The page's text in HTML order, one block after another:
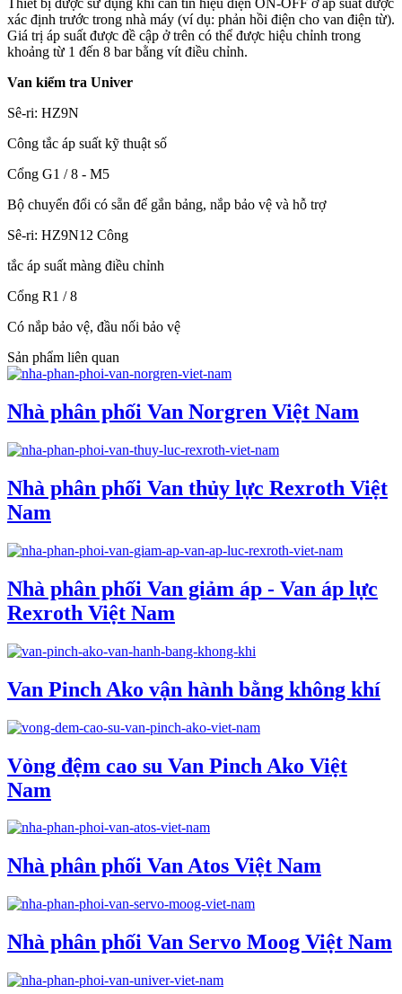
Thiết bị được sử dụng khi cần tín hiệu điện ON-OFF ở áp suất được
xác định trước trong nhà máy (ví dụ: phản hồi điện cho van điện từ).
Giá trị áp suất được đề cập ở trên có thể được hiệu chỉnh trong
khoảng từ 1 đến 8 bar bằng vít điều chỉnh.
Van kiểm tra Univer
Sê-ri: HZ9N
Công tắc áp suất kỹ thuật số
Cổng G1 / 8 - M5
Bộ chuyển đổi có sẵn để gắn bảng, nắp bảo vệ và hỗ trợ
Sê-ri: HZ9N12 Công
tắc áp suất màng điều chỉnh
Cổng R1 / 8
Có nắp bảo vệ, đầu nối bảo vệ
Sản phẩm liên quan
Nhà phân phối Van Norgren Việt Nam
Nhà phân phối Van thủy lực Rexroth Việt
Nam
Nhà phân phối Van giảm áp - Van áp lực
Rexroth Việt Nam
Van Pinch Ako vận hành bằng không khí
Vòng đệm cao su Van Pinch Ako Việt
Nam
Nhà phân phối Van Atos Việt Nam
Nhà phân phối Van Servo Moog Việt Nam